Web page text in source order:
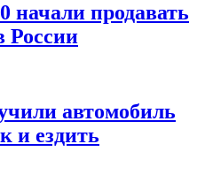
начали продавать
России
автомобиль
и ездить